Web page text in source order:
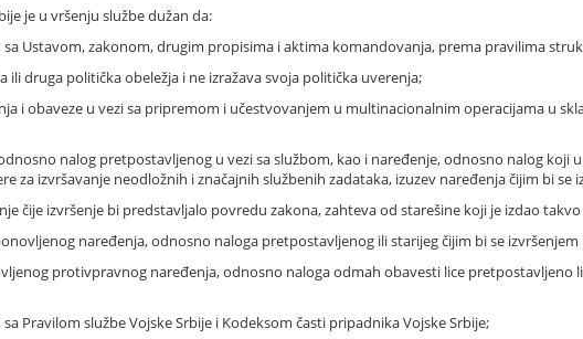
je u vršenju službe dužan da:
sa Ustavom, zakonom, drugim propisima i aktima komandovanja, prema pravilima
ili druga politička obeležja i ne izražava svoja politička uverenja;
i obaveze u vezi sa pripremom i učestvovanjem u multinacionalnim operacijama u
nalog pretpostavljenog u vezi sa službom, kao i naređenje, odnosno nalog
za izvršavanje neodložnih i značajnih službenih zadataka, izuzev naređenja čijim bi se
čije izvršenje bi predstavljalo povredu zakona, zahteva od starešine koji je izdao
naređenja, odnosno naloga pretpostavljenog ili starijeg čijim bi se
protivpravnog naređenja, odnosno naloga odmah obavesti lice
Pravilom službe Vojske Srbije i Kodeksom časti pripadnika Vojske Srbije;